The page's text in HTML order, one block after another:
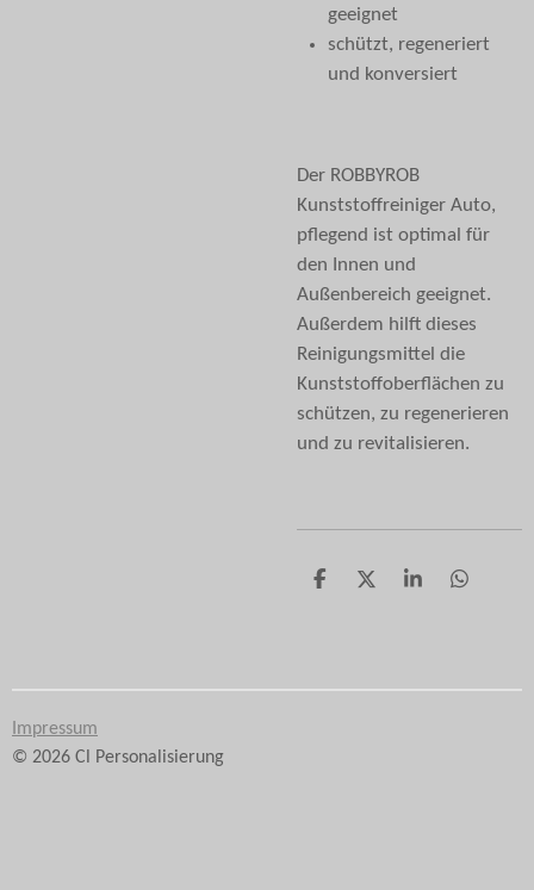
geeignet
schützt, regeneriert
und konversiert
Der ROBBYROB
Kunststoffreiniger Auto,
pflegend ist optimal für
den Innen und
Außenbereich geeignet.
Außerdem hilft dieses
Reinigungsmittel die
Kunststoffoberflächen zu
schützen, zu regenerieren
und zu revitalisieren.
T
n
T
n
T
n
T
n
Impressum
© 2026 Cl Personalisierung